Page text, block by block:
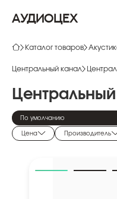
АУДИОЦЕХ
Каталог товаров
Центральный канал
Центральный
Цена Производитель
По умолчанию